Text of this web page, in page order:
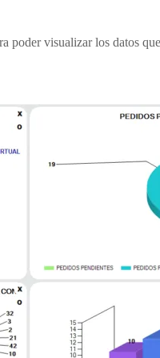
poder visualizar los datos